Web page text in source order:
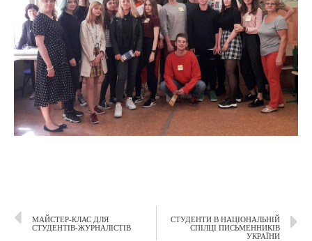
МАЙСТЕР-КЛАС ДЛЯ
СТУДЕНТІВ-ЖУРНАЛІСТІВ
СТУДЕНТИ В НАЦІОНАЛЬНІЙ
СПІЛЦІ ПИСЬМЕННИКІВ
УКРАЇНИ